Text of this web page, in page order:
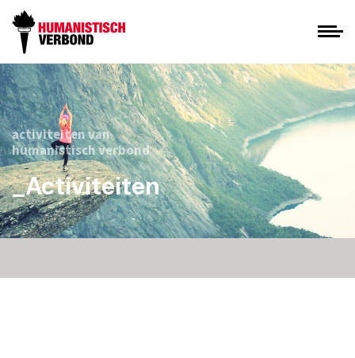
activiteiten van
humanistisch verbond
_Activiteiten